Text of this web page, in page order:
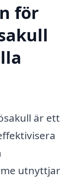
för
är ett
utnyttjar